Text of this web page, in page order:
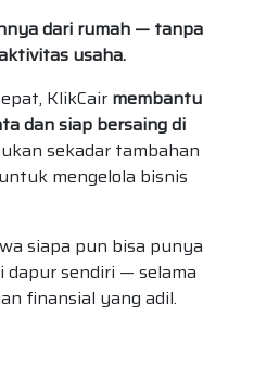
dari rumah — tanpa
usaha.
KlikCair membantu
dan siap bersaing di
sekadar tambahan
mengelola bisnis
siapa pun bisa punya
sendiri — selama
finansial yang adil.